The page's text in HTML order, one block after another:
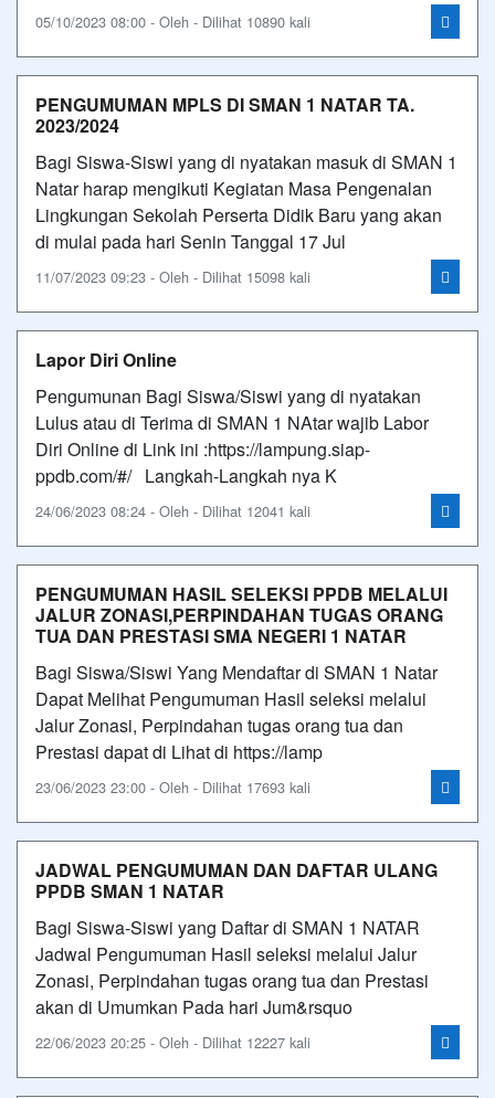
05/10/2023 08:00 - Oleh - Dilihat 10890 kali
PENGUMUMAN MPLS DI SMAN 1 NATAR TA.
2023/2024
Bagi Siswa-Siswi yang di nyatakan masuk di SMAN 1
Natar harap mengikuti Kegiatan Masa Pengenalan
Lingkungan Sekolah Perserta Didik Baru yang akan
di mulai pada hari Senin Tanggal 17 Jul
11/07/2023 09:23 - Oleh - Dilihat 15098 kali
Lapor Diri Online
Pengumunan Bagi Siswa/Siswi yang di nyatakan
Lulus atau di Terima di SMAN 1 NAtar wajib Labor
Diri Online di Link ini :https://lampung.siap-
ppdb.com/#/ Langkah-Langkah nya K
24/06/2023 08:24 - Oleh - Dilihat 12041 kali
PENGUMUMAN HASIL SELEKSI PPDB MELALUI
JALUR ZONASI,PERPINDAHAN TUGAS ORANG
TUA DAN PRESTASI SMA NEGERI 1 NATAR
Bagi Siswa/Siswi Yang Mendaftar di SMAN 1 Natar
Dapat Melihat Pengumuman Hasil seleksi melalui
Jalur Zonasi, Perpindahan tugas orang tua dan
Prestasi dapat di Lihat di https://lamp
23/06/2023 23:00 - Oleh - Dilihat 17693 kali
JADWAL PENGUMUMAN DAN DAFTAR ULANG
PPDB SMAN 1 NATAR
Bagi Siswa-Siswi yang Daftar di SMAN 1 NATAR
Jadwal Pengumuman Hasil seleksi melalui Jalur
Zonasi, Perpindahan tugas orang tua dan Prestasi
akan di Umumkan Pada hari Jum&rsquo
22/06/2023 20:25 - Oleh - Dilihat 12227 kali